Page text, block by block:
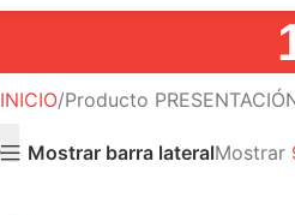
INICIO Producto
Mostrar barra lateralMostrar